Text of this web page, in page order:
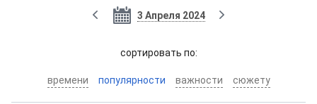
3 Апреля 2024
cортировать по:
времени популярности важности сюжету